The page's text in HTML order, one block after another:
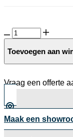
Schellevis
oud
hollandse
Toevoegen aan
Vraag een offerte
Maak een